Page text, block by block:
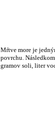
Mŕtve more je
povrchu.
gramov soli, liter